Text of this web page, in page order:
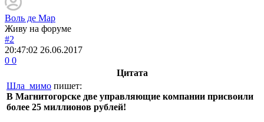
Воль де Мар
Живу на форуме
#2
20:47:02 26.06.2017
0 0
Цитата
Шла_мимо пишет:
В Магнитогорске две управляющие компании присвоили
более 25 миллионов рублей!